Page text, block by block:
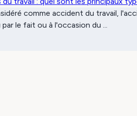
l’avocat ?comme accident du travail,
par le fait ou à l'occasion du ...